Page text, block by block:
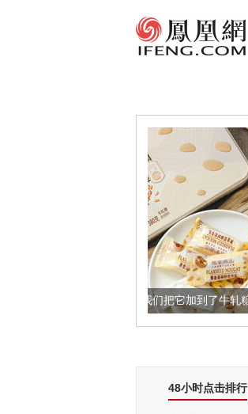
亚麻籽，我们把它加到了牛轧糖里
48小时点击排行